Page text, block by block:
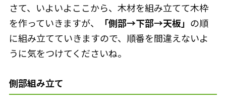
さて、いよいよここから、木材を組み立てて木枠
を作っていきますが、
「側部→下部→天板」 の順
に組み立てていきますので、順番を間違えないよ
うに気をつけてくださいね。
側部組み立て